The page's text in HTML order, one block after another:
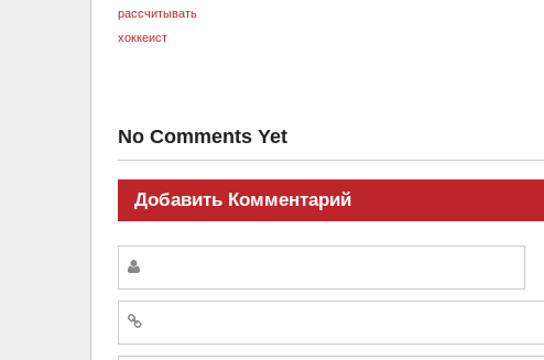
No Comments Yet
Добавить Комментарий